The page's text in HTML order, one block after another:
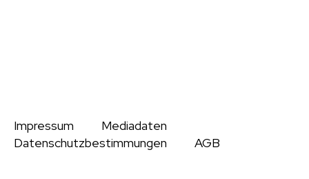
Impressum
Mediadaten
Datenschutzbestimmungen
AGB